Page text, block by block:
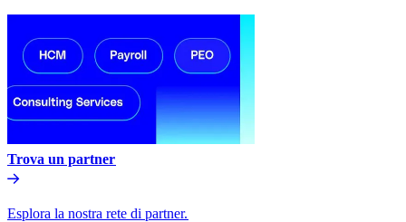
Trova un partner​​
Esplora la nostra rete di partner.​​